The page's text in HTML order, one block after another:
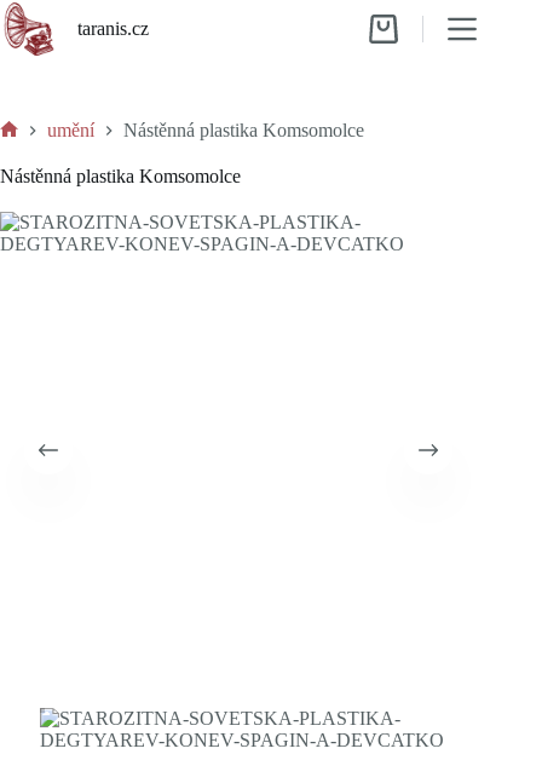
Skip
to
content
taranis.cz
Shopping
umění Nástěnná plastika Komsomolce
Nástěnná plastika Komsomolce